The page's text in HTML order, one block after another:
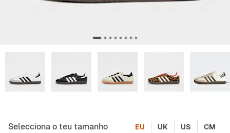
Selecciona o teu tamanho EU UK US CM